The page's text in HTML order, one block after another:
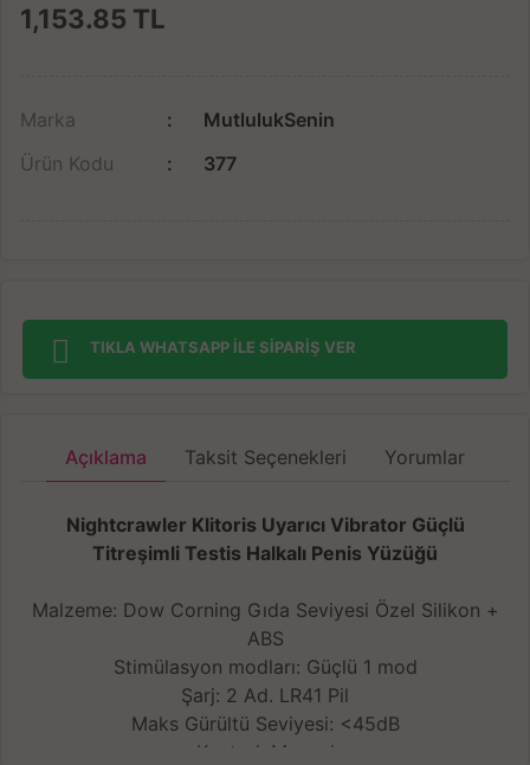
1,153.85 TL
Marka
MutlulukSenin
Ürün Kodu
377
TIKLA WHATSAPP İLE SİPARİŞ VER
Açıklama Taksit Seçenekleri Yorumlar
Nightcrawler Klitoris Uyarıcı Vibrator Güçlü
Titreşimli Testis Halkalı Penis Yüzüğü
Malzeme: Dow Corning Gıda Seviyesi Özel Silikon +
ABS
Stimülasyon modları: Güçlü 1 mod
Şarj: 2 Ad. LR41 Pil
Maks Gürültü Seviyesi: <45dB
Kontrol: Manuel